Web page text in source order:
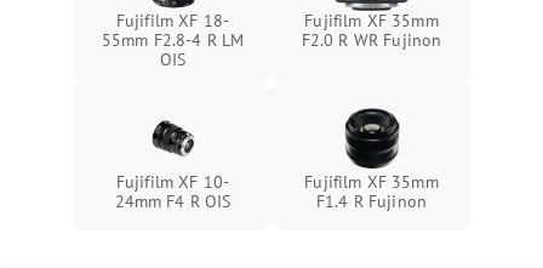
Fujifilm XF 18-
55mm F2.8-4 R LM
OIS
Fujifilm XF 35mm
F2.0 R WR Fujinon
Fujifilm XF 10-
24mm F4 R OIS
Fujifilm XF 35mm
F1.4 R Fujinon